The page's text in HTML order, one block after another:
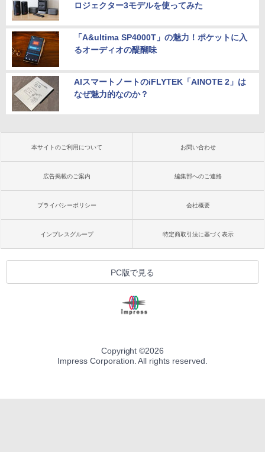
ロジェクター3モデルを使ってみた
「A&ultima SP4000T」の魅力！ポケットに入
るオーディオの醍醐味
AIスマートノートのiFLYTEK「AINOTE 2」は
なぜ魅力的なのか？
本サイトのご利用について お問い合わせ
広告掲載のご案内 編集部へのご連絡
プライバシーポリシー 会社概要
インプレスグループ 特定商取引法に基づく表示
PC版で見る
Copyright ©2026
Impress Corporation. All rights reserved.